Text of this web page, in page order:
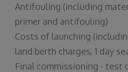
Antifouling (including
primer and antifouling)
Costs of launching
land berth charges, 1 day
Final commissioning - test